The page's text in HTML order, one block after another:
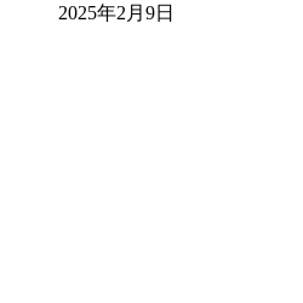
2025年2月9日